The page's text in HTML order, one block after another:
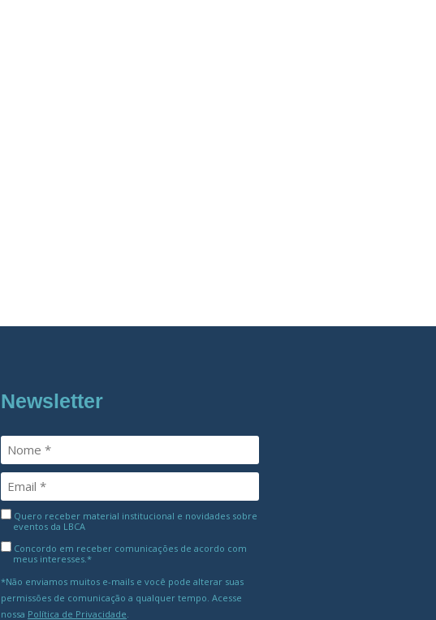
Newsletter
Quero receber material institucional e novidades sobre
eventos da LBCA
Concordo em receber comunicações de acordo com
meus interesses.*
*Não enviamos muitos e-mails e você pode alterar suas
permissões de comunicação a qualquer tempo. Acesse
nossa Política de Privacidade.